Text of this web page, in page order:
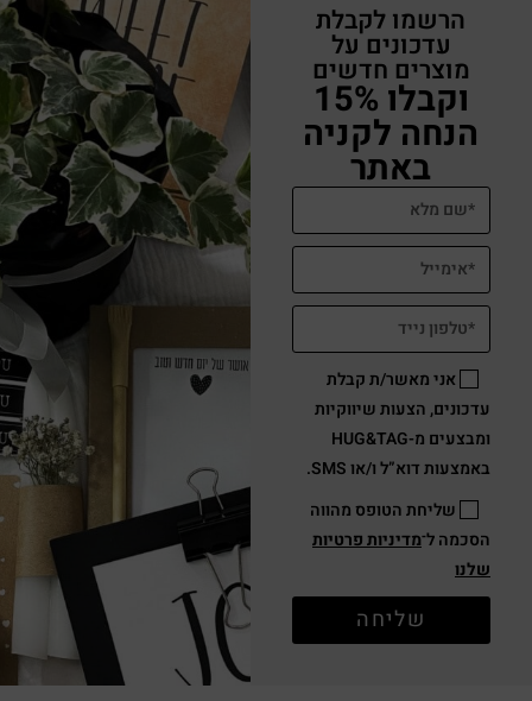
הרשמו לקבלת
עדכונים על
מוצרים חדשים
וקבלו 15%
הנחה לקניה
באתר
אני מאשר/ת קבלת
עדכונים, הצעות שיווקיות
ומבצעים מ-HUG&TAG
באמצעות דוא”ל ו/או SMS.
שליחת הטופס מהווה
הסכמה ל־מדיניות פרטיות
שלנו
שליחה